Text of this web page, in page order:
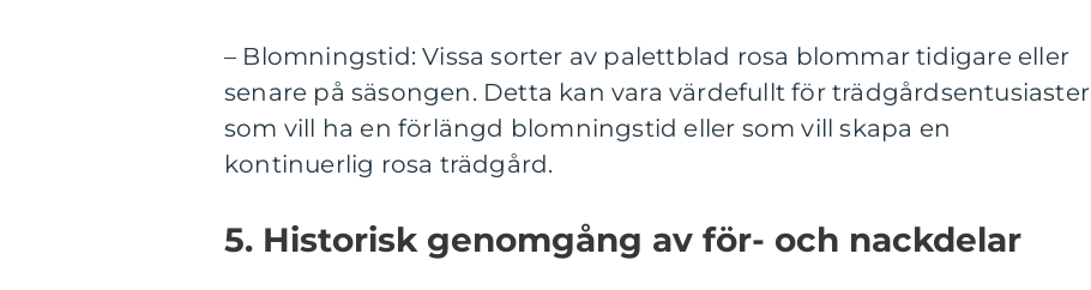
– Blomningstid: Vissa sorter av palettblad rosa blommar tidigare eller
senare på säsongen. Detta kan vara värdefullt för trädgårdsentusiaster
som vill ha en förlängd blomningstid eller som vill skapa en
kontinuerlig rosa trädgård.
5. Historisk genomgång av för- och nackdelar